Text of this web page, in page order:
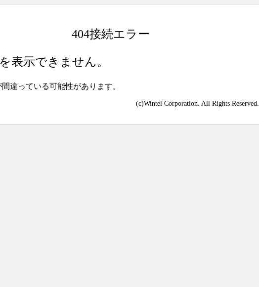
404接続エラー
表示できません。
違っている可能性があります。
(c)Wintel Corporation. All Rights Reserved.